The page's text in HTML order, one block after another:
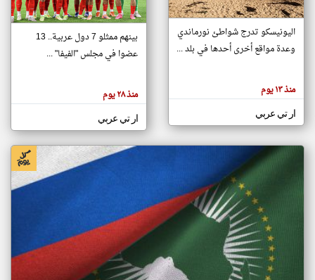
تغيير الدولة
اخبار جزر القمر على مدار الساعة
أهم اخبار جزر القمر العاجلة والمباشرة
هنا عن
وجهة
كاتبيها.
اليونيسكو تدرج شواطئ نورماندي
وعدة مواقع أخرى أحدها في بلد ...
منذ ١٣ يوم
ار تي عربي
بينهم ممثلو 7 دول عربية.. 13
عضوا في مجلس "الفيفا" ...
منذ ٢٨ يوم
ار تي عربي
klyoum.com